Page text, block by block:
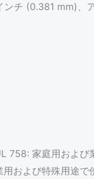
チ (0.381 mm)、
758: 家庭用および
用および特殊用途で